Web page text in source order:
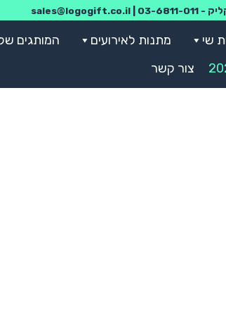
-
03-6811-011
|
sales@logogift.co.il
שי מתנות לאירועים
המותגים
צור קשר